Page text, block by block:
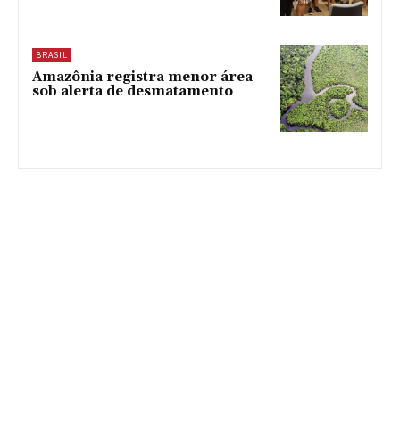
BRASIL
Amazônia registra menor área
sob alerta de desmatamento